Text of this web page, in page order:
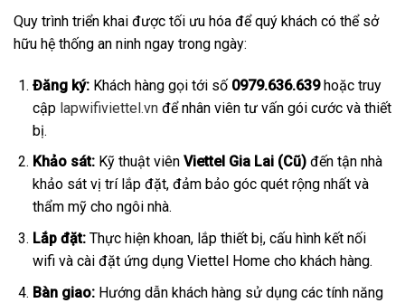
Quy trình triển khai được tối ưu hóa để quý khách có thể sở
hữu hệ thống an ninh ngay trong ngày:
Đăng ký:Khách hàng gọi tới số 0979.636.639hoặc truy
cập lapwifiviettel.vnđể nhân viên tư vấn gói cước và thiết
bị.
Khảo sát:Kỹ thuật viên Viettel Gia Lai (Cũ)đến tận nhà
khảo sát vị trí lắp đặt, đảm bảo góc quét rộng nhất và
thẩm mỹ cho ngôi nhà.
Lắp đặt:Thực hiện khoan, lắp thiết bị, cấu hình kết nối
wifi và cài đặt ứng dụng Viettel Home cho khách hàng.
Bàn giao:Hướng dẫn khách hàng sử dụng các tính năng